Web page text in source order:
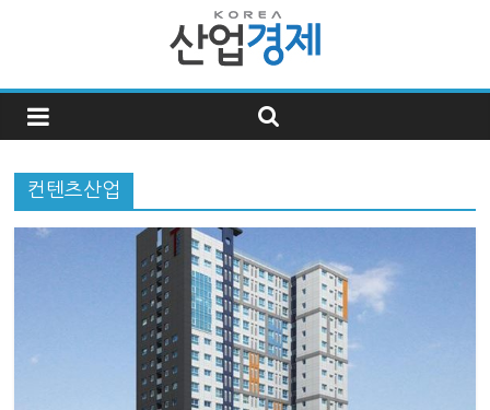
한
국
산
컨텐츠산업